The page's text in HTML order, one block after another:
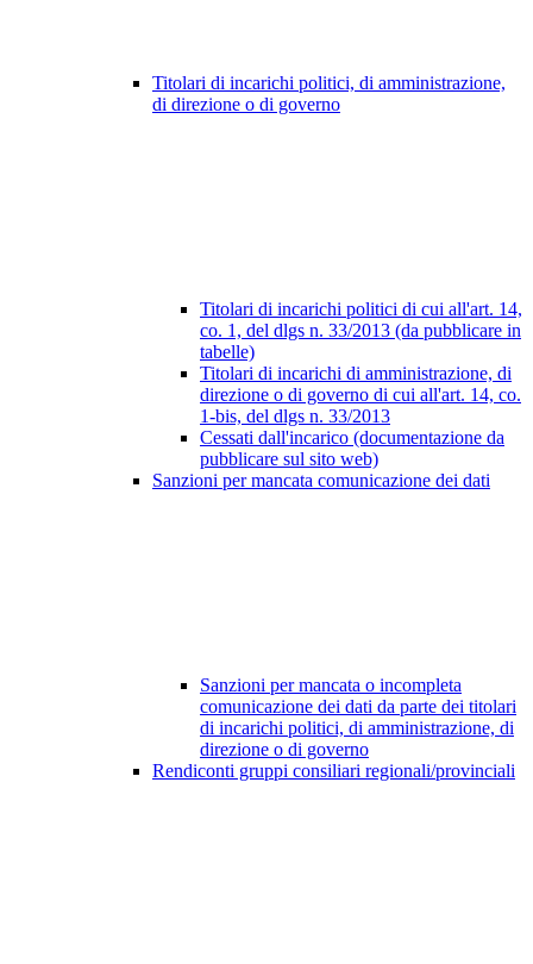
Titolari di incarichi politici, di amministrazione,
di direzione o di governo
Titolari di incarichi politici di cui all'art. 14,
co. 1, del dlgs n. 33/2013 (da pubblicare in
tabelle)
Titolari di incarichi di amministrazione, di
direzione o di governo di cui all'art. 14, co.
1-bis, del dlgs n. 33/2013
Cessati dall'incarico (documentazione da
pubblicare sul sito web)
Sanzioni per mancata comunicazione dei dati
Sanzioni per mancata o incompleta
comunicazione dei dati da parte dei titolari
di incarichi politici, di amministrazione, di
direzione o di governo
Rendiconti gruppi consiliari regionali/provinciali